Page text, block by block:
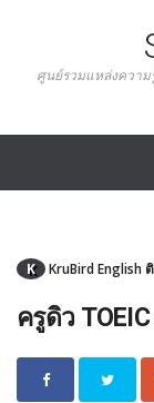
ศูนย์รวมแหล่งควา
K KruBird English
ครูดิว